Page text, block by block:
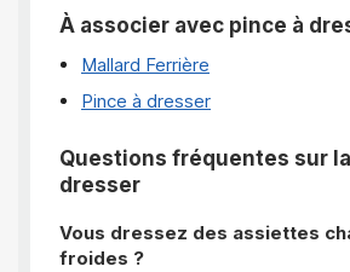
À associer avec pince à
Mallard Ferrière
Pince à dresser
Questions fréquentes sur
dresser
Vous dressez des assiettes
froides ?